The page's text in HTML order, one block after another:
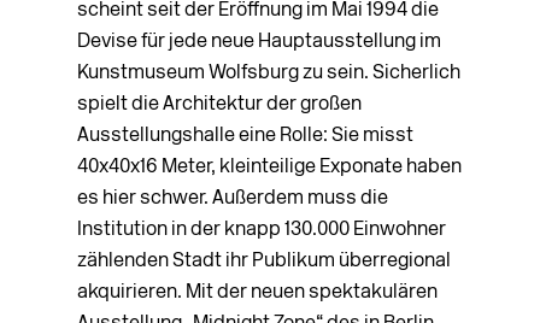
scheint seit der Eröffnung im Mai 1994 die
Devise für jede neue Hauptausstellung im
Kunstmuseum Wolfsburg zu sein. Sicherlich
spielt die Architektur der großen
Ausstellungshalle eine Rolle: Sie misst
40x40x16 Meter, kleinteilige Exponate haben
es hier schwer. Außerdem muss die
Institution in der knapp 130.000 Einwohner
zählenden Stadt ihr Publikum überregional
akquirieren. Mit der neuen spektakulären